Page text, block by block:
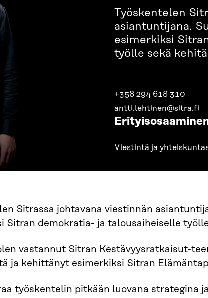
Työskentelen
asiantuntijana.
esimerkiksi
työlle sekä
+358 294 618 310
antti.lehtinen@sitra.fi
Viestintä ja
Sitrassa johtavana viestinnän
Sitran demokratia- ja talousaiheiselle
vastannut Sitran Kestävyysratkaisut-
ja kehittänyt esimerkiksi Sitran
työskentelin pitkään luovana strategina